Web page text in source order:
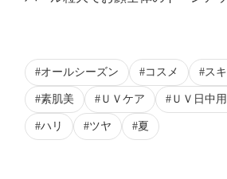
オールシーズン コスメ ス
素肌美 ＵＶケア ＵＶ日中
ハリ ツヤ 夏